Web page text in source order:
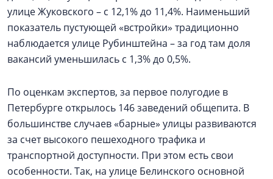
улице Жуковского – с 12,1% до 11,4%. Наименьший
показатель пустующей «встройки» традиционно
наблюдается улице Рубинштейна – за год там доля
вакансий уменьшилась с 1,3% до 0,5%.
По оценкам экспертов, за первое полугодие в
Петербурге открылось 146 заведений общепита. В
большинстве случаев «барные» улицы развиваются
за счет высокого пешеходного трафика и
транспортной доступности. При этом есть свои
особенности. Так, на улице Белинского основной